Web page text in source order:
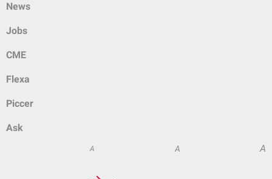
News
Jobs
CME
Flexa
Piccer
Ask
A A A